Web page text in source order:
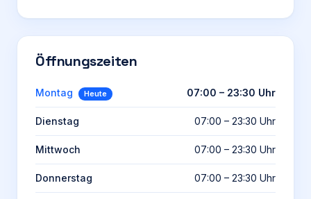
Öffnungszeiten
Montag Heute 07:00 – 23:30 Uhr
Dienstag 07:00 – 23:30 Uhr
Mittwoch 07:00 – 23:30 Uhr
Donnerstag 07:00 – 23:30 Uhr